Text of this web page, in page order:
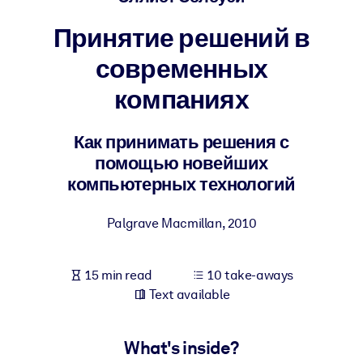
BY SYSTEM
For LMS/LXP
Bring bite-sized, verified knowledge into your LMS/LXP for
Enrich your corporate library with trusted, ready-to-use business
Fuel your AI systems with reliable, structured knowledge to
Принятие решений в
современных
компаниях
Как принимать решения с
помощью новейших
компьютерных технологий
Palgrave Macmillan,2010
15 min read
10 take-aways
Text available
What's inside?